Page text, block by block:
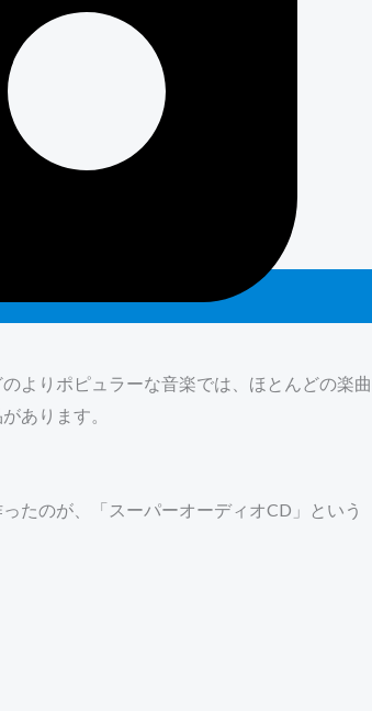
よりポピュラーな音楽では、ほとんどの楽曲
あります。
たのが、「スーパーオーディオCD」という